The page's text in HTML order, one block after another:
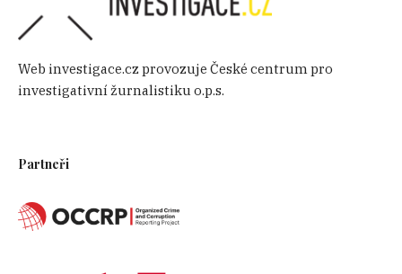
Web investigace.cz provozuje České centrum pro
investigativní žurnalistiku o.p.s.
Partneři